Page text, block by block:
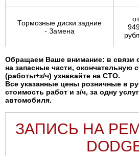
Тормозные диски задние
- Замена
от
Обращаем Ваше внимание: в связи
на запасные части, окончательную
(работы+з/ч) узнавайте на СТО.
Все указанные цены розничные в
стоимость работ и з/ч, за одну
автомобиля.
ЗАПИСЬ НА